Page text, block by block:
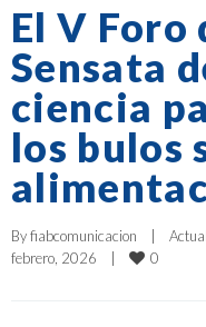
El V
Sensata
ciencia
los bulos
By fiabcomunicacion |
febrero, 2026
| 0